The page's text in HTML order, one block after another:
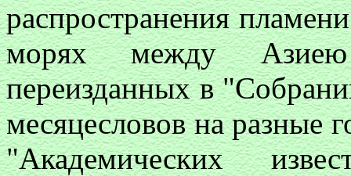
распространения
морях между
переизданных в
месяцесловов на разные
"Академических